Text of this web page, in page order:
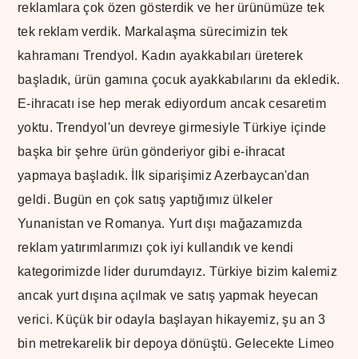
reklamlara çok özen gösterdik ve her ürünümüze tek
tek reklam verdik. Markalaşma sürecimizin tek
kahramanı Trendyol. Kadın ayakkabıları üreterek
başladık, ürün gamına çocuk ayakkabılarını da ekledik.
E-ihracatı ise hep merak ediyordum ancak cesaretim
yoktu. Trendyol'un devreye girmesiyle Türkiye içinde
başka bir şehre ürün gönderiyor gibi e-ihracat
yapmaya başladık. İlk siparişimiz Azerbaycan'dan
geldi. Bugün en çok satış yaptığımız ülkeler
Yunanistan ve Romanya. Yurt dışı mağazamızda
reklam yatırımlarımızı çok iyi kullandık ve kendi
kategorimizde lider durumdayız. Türkiye bizim kalemiz
ancak yurt dışına açılmak ve satış yapmak heyecan
verici. Küçük bir odayla başlayan hikayemiz, şu an 3
bin metrekarelik bir depoya dönüştü. Gelecekte Limeo